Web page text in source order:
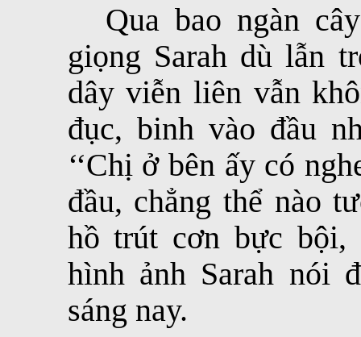
Qua bao ngàn
giọng Sarah dù lẫn
dây viễn liên vẫn
đục, binh vào đầu
‘‘Chị ở bên ấy có
đầu, chẳng thể nào
hồ trút cơn bực
hình ảnh Sarah nói
sáng nay.